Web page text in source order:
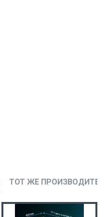
ТОТ ЖЕ